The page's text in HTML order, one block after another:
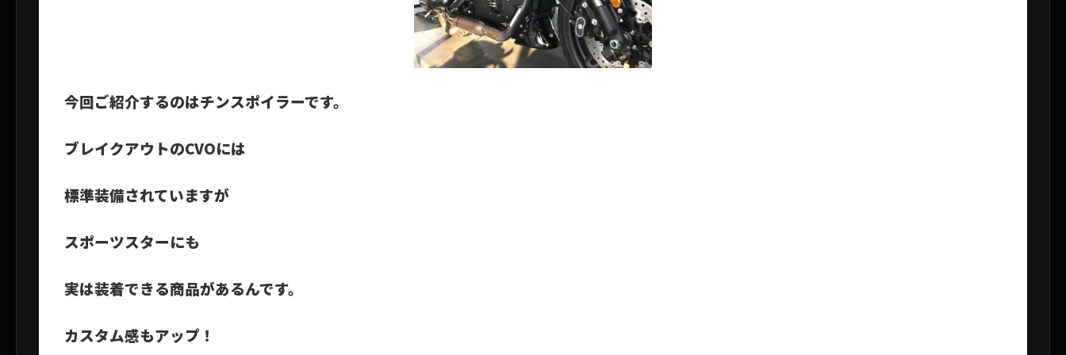
今回ご紹介するのはチンスポイラーです。
ブレイクアウトのCVOには
標準装備されていますが
スポーツスターにも
実は装着できる商品があるんです。
カスタム感もアップ！